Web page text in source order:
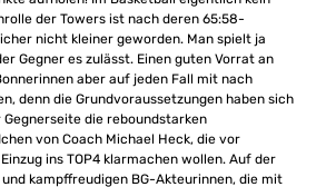
der Towers ist nach deren 65:58-
nicht kleiner geworden. Man spielt ja
Gegner es zulässt. Einen guten Vorrat an
aber auf jeden Fall mit nach
denn die Grundvoraussetzungen haben sich
die reboundstarken
von Coach Michael Heck, die vor
ins TOP4 klarmachen wollen. Auf der
kampffreudigen BG-Akteurinnen, die mit